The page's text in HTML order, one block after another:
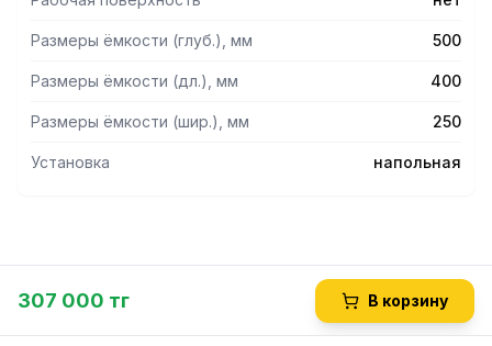
Размеры ёмкости (глуб.), мм 500
Размеры ёмкости (дл.), мм 400
Размеры ёмкости (шир.), мм 250
Установка напольная
307 000 тг В корзину